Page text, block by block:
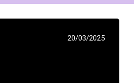
20/03/2025